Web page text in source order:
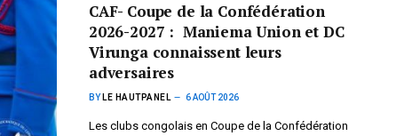
CAF- Coupe de la Confédération
2026-2027 : Maniema Union et DC
Virunga connaissent leurs
adversaires
BY LE HAUTPANEL 6 AOÛT 2026
Les clubs congolais en Coupe de la Confédération